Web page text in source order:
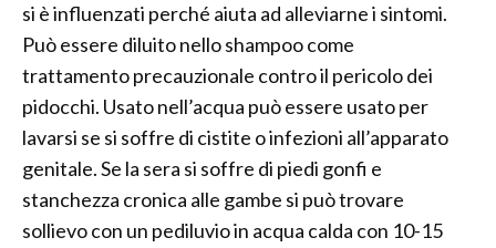
si è influenzati perché aiuta ad alleviarne i sintomi.
Può essere diluito nello shampoo come
trattamento precauzionale contro il pericolo dei
pidocchi. Usato nell’acqua può essere usato per
lavarsi se si soffre di cistite o infezioni all’apparato
genitale. Se la sera si soffre di piedi gonfi e
stanchezza cronica alle gambe si può trovare
sollievo con un pediluvio in acqua calda con 10-15